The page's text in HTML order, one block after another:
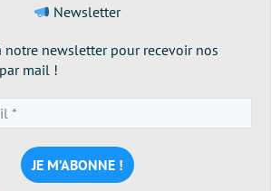
Newsletter
notre newsletter pour recevoir nos
mail !
e-
mail
*